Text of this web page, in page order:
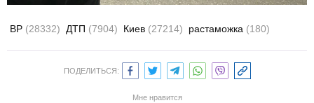
ВР (28332) ДТП (7904) Киев (27214) растаможка (180)
ПОДЕЛИТЬСЯ:
Мне нравится